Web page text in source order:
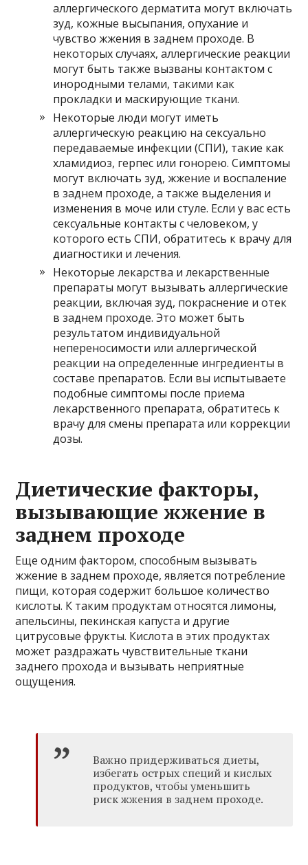
аллергического дерматита могут включать
зуд, кожные высыпания, опухание и
чувство жжения в заднем проходе. В
некоторых случаях, аллергические реакции
могут быть также вызваны контактом с
инородными телами, такими как
прокладки и маскирующие ткани.
Некоторые люди могут иметь
аллергическую реакцию на сексуально
передаваемые инфекции (СПИ), такие как
хламидиоз, герпес или гонорею. Симптомы
могут включать зуд, жжение и воспаление
в заднем проходе, а также выделения и
изменения в моче или стуле. Если у вас есть
сексуальные контакты с человеком, у
которого есть СПИ, обратитесь к врачу для
диагностики и лечения.
Некоторые лекарства и лекарственные
препараты могут вызывать аллергические
реакции, включая зуд, покраснение и отек
в заднем проходе. Это может быть
результатом индивидуальной
непереносимости или аллергической
реакции на определенные ингредиенты в
составе препаратов. Если вы испытываете
подобные симптомы после приема
лекарственного препарата, обратитесь к
врачу для смены препарата или коррекции
дозы.
Диетические факторы,
вызывающие жжение в
заднем проходе
Еще одним фактором, способным вызывать
жжение в заднем проходе, является потребление
пищи, которая содержит большое количество
кислоты. К таким продуктам относятся лимоны,
апельсины, пекинская капуста и другие
цитрусовые фрукты. Кислота в этих продуктах
может раздражать чувствительные ткани
заднего прохода и вызывать неприятные
ощущения.
Важно придерживаться диеты,
избегать острых специй и кислых
продуктов, чтобы уменьшить
риск жжения в заднем проходе.